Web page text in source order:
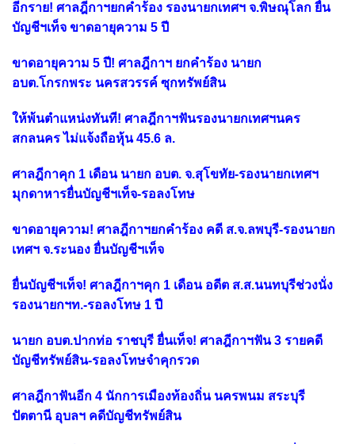
อีกราย! ศาลฎีกาฯยกคำร้อง รองนายกเทศฯ จ.พิษณุโลก ยื่น
บัญชีฯเท็จ ขาดอายุความ 5 ปี
ขาดอายุความ 5 ปี! ศาลฎีกาฯ ยกคำร้อง นายก
อบต.โกรกพระ นครสวรรค์ ซุกทรัพย์สิน
ให้พ้นตำแหน่งทันที! ศาลฎีกาฯฟันรองนายกเทศฯนคร
สกลนคร ไม่แจ้งถือหุ้น 45.6 ล.
ศาลฎีกาคุก 1 เดือน นายก อบต. จ.สุโขทัย-รองนายกเทศฯ
มุกดาหารยื่นบัญชีฯเท็จ-รอลงโทษ
ขาดอายุความ! ศาลฎีกาฯยกคำร้อง คดี ส.จ.ลพบุรี-รองนายก
เทศฯ จ.ระนอง ยื่นบัญชีฯเท็จ
ยื่นบัญชีฯเท็จ! ศาลฎีกาฯคุก 1 เดือน อดีต ส.ส.นนทบุรีช่วงนั่ง
รองนายกฯท.-รอลงโทษ 1 ปี
นายก อบต.ปากท่อ ราชบุรี ยื่นเท็จ! ศาลฎีกาฯฟัน 3 รายคดี
บัญชีทรัพย์สิน-รอลงโทษจำคุกรวด
ศาลฎีกาฟันอีก 4 นักการเมืองท้องถิ่น นครพนม สระบุรี
ปัตตานี อุบลฯ คดีบัญชีทรัพย์สิน